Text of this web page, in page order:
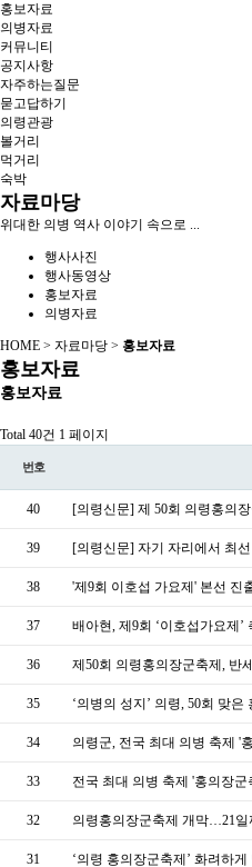
홍보자료
의병자료
커뮤니티
공지사항
자주하는질문
묻고답하기
의령관광
볼거리
먹거리
숙박
자료마당
위대한 의병 역사 이야기 속으로 ...
행사사진
행사동영상
홍보자료
의병자료
HOME > 자료마당 > 홍보자료
홍보자료
홍보자료
Total 40건 1 페이지
번호
40 [의령신문] 제 50회 의령홍의
39 [의령신문] 자기 자리에서 최
38 '제9회 이호섭 가요제' 본선 진
37 배아현, 제9회 ‘이호섭가요제
36 제50회 의령홍의장군축제, 반
35 ‘의병의 성지’ 의령, 50회 맞
34 의령군, 전국 최대 의병 축제 '
33 전국 최대 의병 축제 '홍의장
32 의령홍의장군축제 개막…21일
31 ‘의령 홍의장군축제’ 화려하게